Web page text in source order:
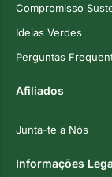
Compromisso
Ideias Verdes
Perguntas
Afiliados
Junta-te a Nós
Informações